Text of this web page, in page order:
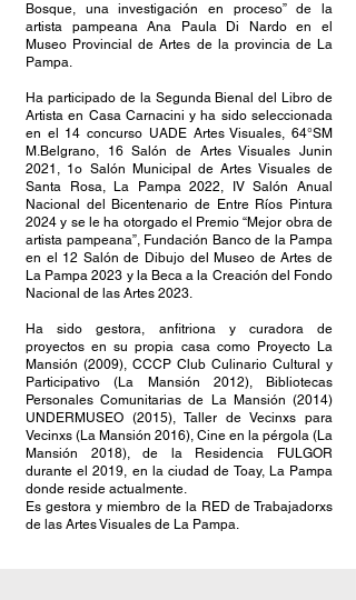
Bosque, una investigación en proceso” de la
artista pampeana Ana Paula Di Nardo en el
Museo Provincial de Artes de la provincia de La
Pampa.
Ha participado de la Segunda Bienal del Libro de
Artista en Casa Carnacini y ha sido seleccionada
en el 14 concurso UADE Artes Visuales, 64°SM
M.Belgrano, 16 Salón de Artes Visuales Junin
2021, 1o Salón Municipal de Artes Visuales de
Santa Rosa, La Pampa 2022, IV Salón Anual
Nacional del Bicentenario de Entre Ríos Pintura
2024 y se le ha otorgado el Premio “Mejor obra de
artista pampeana”, Fundación Banco de la Pampa
en el 12 Salón de Dibujo del Museo de Artes de
La Pampa 2023 y la Beca a la Creación del Fondo
Nacional de las Artes 2023.
Ha sido gestora, anfitriona y curadora de
proyectos en su propia casa como Proyecto La
Mansión (2009), CCCP Club Culinario Cultural y
Participativo (La Mansión 2012), Bibliotecas
Personales Comunitarias de La Mansión (2014)
UNDERMUSEO (2015), Taller de Vecinxs para
Vecinxs (La Mansión 2016), Cine en la pérgola (La
Mansión 2018), de la Residencia FULGOR
durante el 2019, en la ciudad de Toay, La Pampa
donde reside actualmente.
Es gestora y miembro de la RED de Trabajadorxs
de las Artes Visuales de La Pampa.